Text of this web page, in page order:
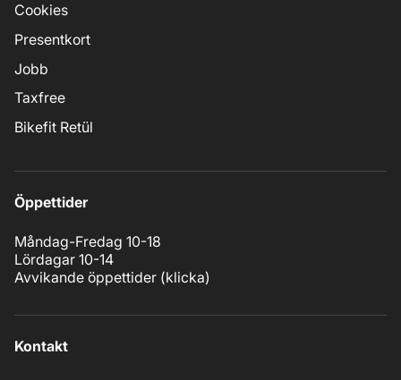
Cookies
Presentkort
Jobb
Taxfree
Bikefit Retül
Öppettider
Måndag-Fredag 10-18
Lördagar 10-14
Avvikande öppettider (klicka)
Kontakt